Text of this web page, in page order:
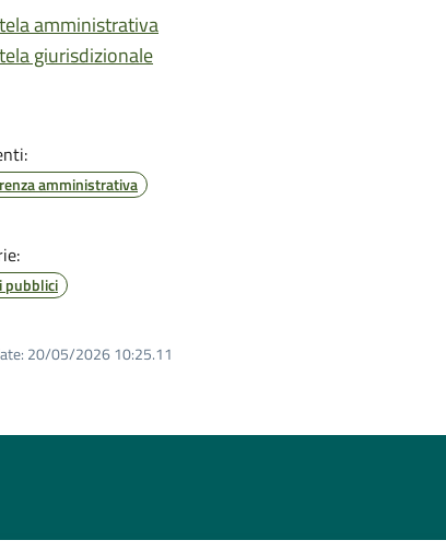
amministrativa
giurisdizionale
amministrativa
pubblici
20/05/2026 10:25.11